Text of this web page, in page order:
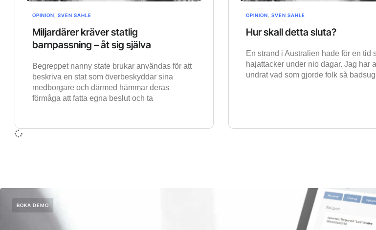
OPINION SVEN SAHLE
Miljardärer kräver statlig
barnpassning – åt sig själva
Begreppet nanny state brukar användas för att
beskriva en stat som överbeskyddar sina
medborgare och därmed hämmar deras
förmåga att fatta egna beslut och ta
OPINION SVEN SAHLE
Hur skall detta sluta?
En strand i Australien hade för en tid
hajattacker under nio dagar. Jag har
undrat vad som gjorde folk så
BOKA DEMO